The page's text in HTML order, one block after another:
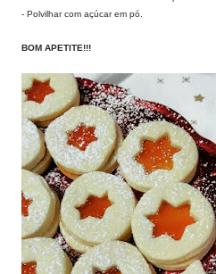
- Polvilhar com açúcar em pó.
BOM APETITE!!!